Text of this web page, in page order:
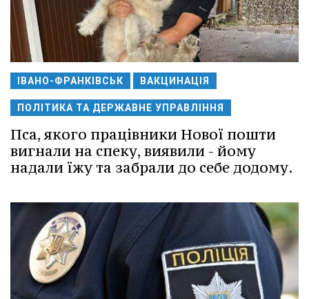
ІВАНО-ФРАНКІВСЬК ВАКЦИНАЦІЯ
ПОЛІТИКА ТА ДЕРЖАВНЕ УПРАВЛІННЯ
Пса, якого працівники Нової пошти
вигнали на спеку, виявили - йому
надали їжу та забрали до себе додому.